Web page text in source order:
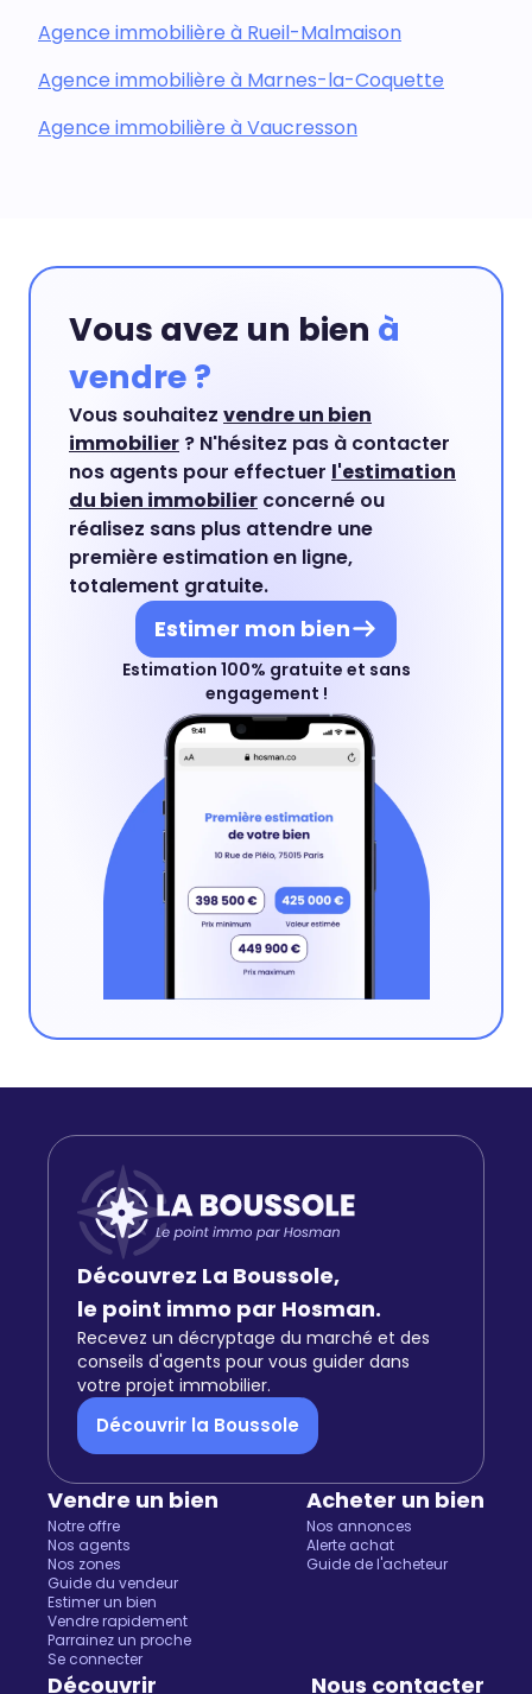
Agence immobilière à Rueil-Malmaison
Agence immobilière à Marnes-la-Coquette
Agence immobilière à Vaucresson
Vous avez un bien à
vendre ?
Vous souhaitez vendre un bien
immobilier ? N'hésitez pas à contacter
nos agents pour effectuer l'estimation
du bien immobilier concerné ou
réalisez sans plus attendre une
première estimation en ligne,
totalement gratuite.
Estimer mon bien
Estimation 100% gratuite et sans
engagement !
Découvrez La Boussole,
le point immo par Hosman.
Recevez un décryptage du marché et des
conseils d'agents pour vous guider dans
votre projet immobilier.
Découvrir la Boussole
Vendre un bien
Notre offre
Nos agents
Nos zones
Guide du vendeur
Estimer un bien
Vendre rapidement
Parrainez un proche
Se connecter
Acheter un bien
Nos annonces
Alerte achat
Guide de l'acheteur
Découvrir Nous contacter